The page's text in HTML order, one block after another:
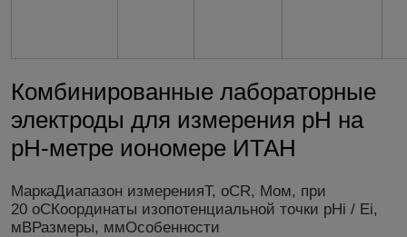
Комбинированные лабораторные
электроды для измерения рН на
рН-метре иономере ИТАН
МаркаДиапазон измеренияT, оСR, Мом, при
20 оСКоординаты изопотенциальной точки pHi / Ei,
мВРазмеры, ммОсобенности